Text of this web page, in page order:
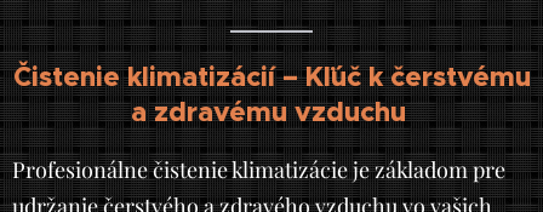
Čistenie klimatizácií – Kľúč k čerstvému
a zdravému vzduchu
Profesionálne čistenie klimatizácie je základom pre
udržanie čerstvého a zdravého vzduchu vo vašich